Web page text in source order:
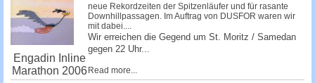
Engadin Inline
Marathon 2006
neue Rekordzeiten der Spitzenläufer und für rasante
Downhillpassagen. Im Auftrag von DUSFOR waren wir
mit dabei....
Wir erreichen die Gegend um St. Moritz / Samedan
gegen 22 Uhr...
Read more...